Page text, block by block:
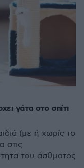
γάτα στο σπίτι
(με ή χωρίς το
στις
του άσθματος